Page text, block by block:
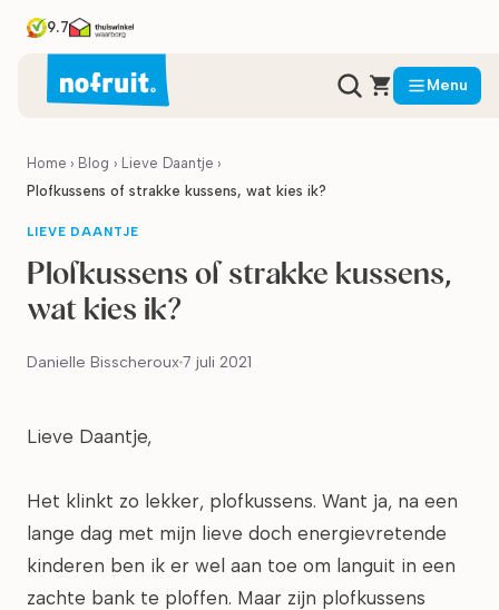
9.7
Menu
Home › Blog › Lieve Daantje ›
Plofkussens of strakke kussens, wat kies ik?
LIEVE DAANTJE
Plofkussens of strakke kussens,
wat kies ik?
Danielle Bisscheroux7 juli 2021
Lieve Daantje,
Het klinkt zo lekker, plofkussens. Want ja, na een
lange dag met mijn lieve doch energievretende
kinderen ben ik er wel aan toe om languit in een
zachte bank te ploffen. Maar zijn plofkussens